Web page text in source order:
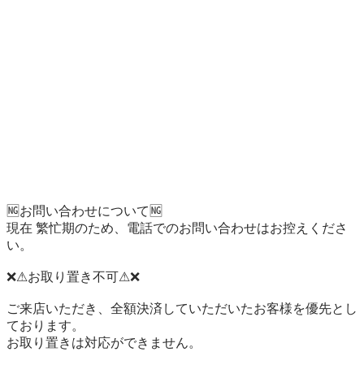
🆖お問い合わせについて🆖
現在 繁忙期のため、電話でのお問い合わせはお控えくださ
い。
❌⚠お取り置き不可⚠❌
ご来店いただき、全額決済していただいたお客様を優先とし
ております。
お取り置きは対応ができません。